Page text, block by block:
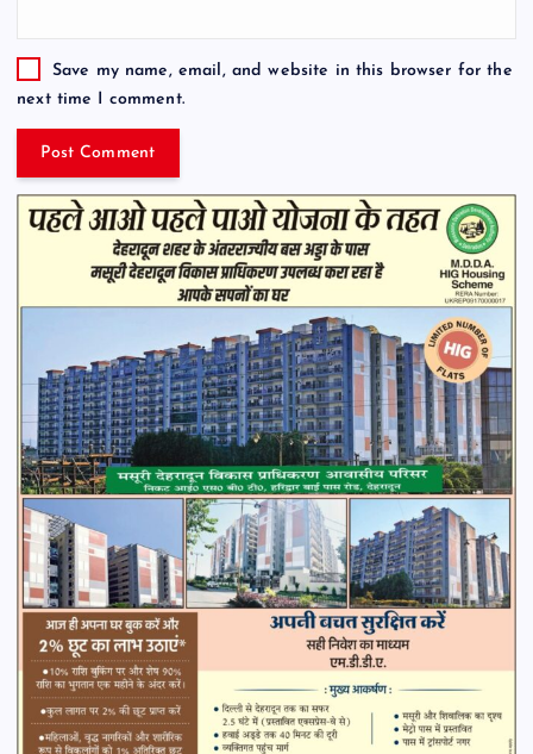
Save my name, email, and website in this browser for the
next time I comment.